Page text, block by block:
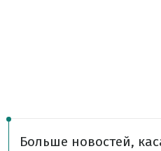
Больше новостей,